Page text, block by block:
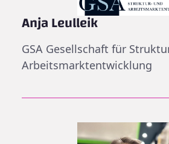
Anja Leulleik
GSA Gesellschaft für
Arbeitsmarktentwicklung